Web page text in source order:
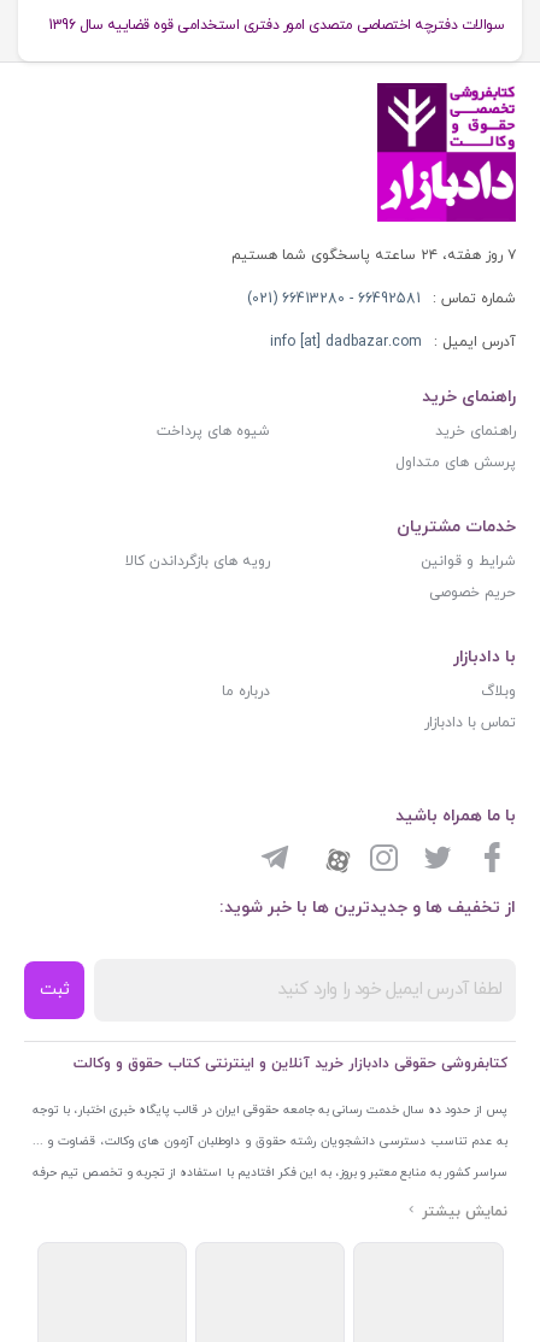
سوالات دفترچه اختصاصی متصدی امور دفتری استخدامی قوه قضاییه سال 1396
۷ روز هفته، ۲۴ ساعته پاسخگوی شما هستیم
شماره تماس : 66492581 - 66413280 (021)
آدرس ایمیل : info [at] dadbazar.com
راهنمای خرید
راهنمای خرید
شیوه های پرداخت
پرسش های متداول
خدمات مشتریان
شرایط و قوانین
رویه های بازگرداندن کالا
حریم خصوصی
با دادبازار
وبلاگ
درباره ما
تماس با دادبازار
از تخفیف ها و جدیدترین ها با خبر شوید:
ثبت
با ما همراه باشید
کتابفروشی حقوقی دادبازار خرید آنلاین و اینترنتی کتاب حقوق و وکالت
پس از حدود ده سال خدمت رسانی به جامعه حقوقی ایران در قالب پایگاه خبری اختبار، با توجه
به عدم تناسب دسترسی دانشجویان رشته حقوق و داوطلبان آزمون های وکالت، قضاوت و ...
سراسر کشور به منابع معتبر و بروز، به این فکر افتادیم با استفاده از تجربه و تخصص تیم حرفه
ای اختبار خدمتی جدید به جامعه حقوقی ایران ارائه کنیم. به این منظور با راه اندازی و تجهیز